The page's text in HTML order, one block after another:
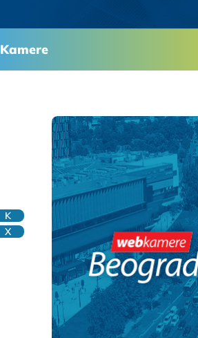
Kamere
K
X